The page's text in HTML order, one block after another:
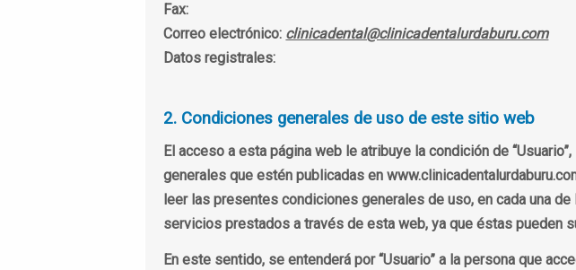
Fax:
Correo electrónico: clinicadental@clinicadentalurdaburu.com
Datos registrales:
2. Condiciones generales de uso de este sitio web
El acceso a esta página web le atribuye la condición de
generales que estén publicadas en
leer las presentes condiciones generales de uso, en cada una
servicios prestados a través de esta web, ya que éstas pueden
En este sentido, se entenderá por “Usuario” a la persona que